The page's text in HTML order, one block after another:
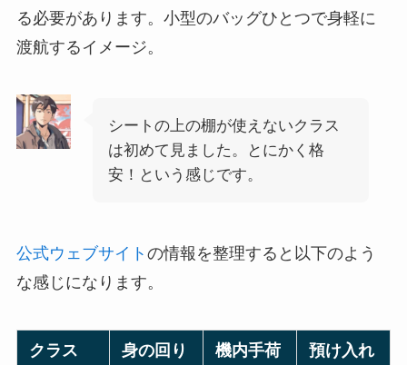
る必要があります。小型のバッグひとつで身軽に
渡航するイメージ。
シートの上の棚が使えないクラス
は初めて見ました。とにかく格
安！という感じです。
公式ウェブサイト の情報を整理すると以下のよう
な感じになります。
クラス
身の回り
機内手荷
預け入れ